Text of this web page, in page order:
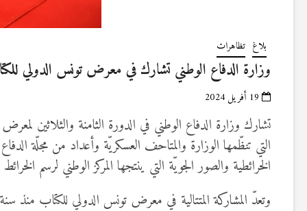
بلاغ تظاهرات
وزارة الدفاع الوطني تشارك في معرض تونس الدولي
19 أفريل 2024
التي تنظّمها الوزارة والمتاحف العسكريّة وأعداد من مجلّة
الخرائطية والصور الجويّة التي ينتجها المركز الوطني لرسم